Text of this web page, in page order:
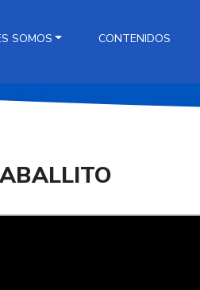
SOMOS CONTENIDOS